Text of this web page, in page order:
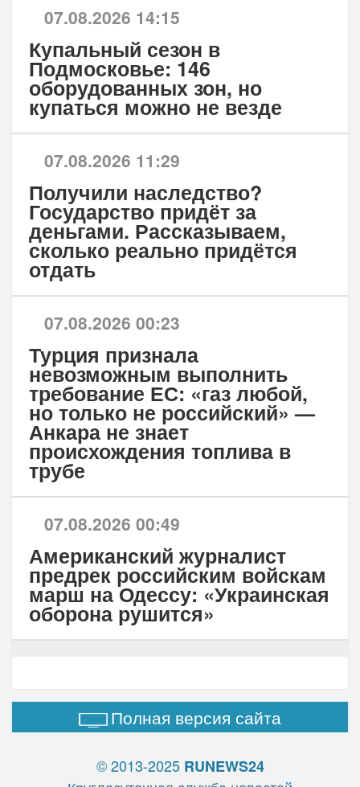
07.08.2026 14:15
Купальный сезон в
Подмосковье: 146
оборудованных зон, но
купаться можно не везде
07.08.2026 11:29
Получили наследство?
Государство придёт за
деньгами. Рассказываем,
сколько реально придётся
отдать
07.08.2026 00:23
Турция признала
невозможным выполнить
требование ЕС: «газ любой,
но только не российский» —
Анкара не знает
происхождения топлива в
трубе
07.08.2026 00:49
Американский журналист
предрек российским войскам
марш на Одессу: «Украинская
оборона рушится»
Полная версия сайта
© 2013-2025 RUNEWS24